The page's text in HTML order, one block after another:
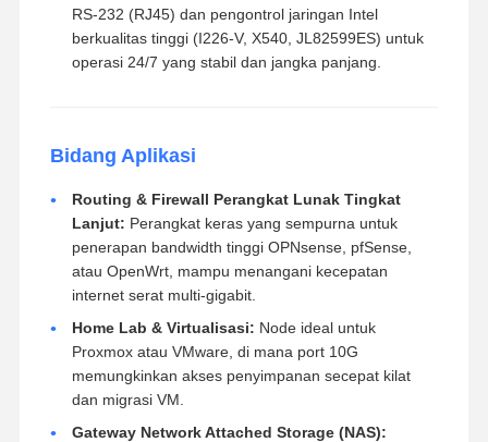
RS-232 (RJ45) dan pengontrol jaringan Intel
berkualitas tinggi (I226-V, X540, JL82599ES) untuk
operasi 24/7 yang stabil dan jangka panjang.
Bidang Aplikasi
Routing & Firewall Perangkat Lunak Tingkat
Lanjut: Perangkat keras yang sempurna untuk
penerapan bandwidth tinggi OPNsense, pfSense,
atau OpenWrt, mampu menangani kecepatan
internet serat multi-gigabit.
Home Lab & Virtualisasi: Node ideal untuk
Proxmox atau VMware, di mana port 10G
memungkinkan akses penyimpanan secepat kilat
dan migrasi VM.
Gateway Network Attached Storage (NAS):